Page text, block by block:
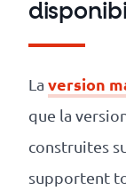
La version
que la
construites
supportent